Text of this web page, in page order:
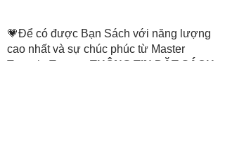
💗Để có được Bạn Sách với năng lượng
cao nhất và sự chúc phúc từ Master
Tammie Truong, THÔNG TIN ĐẶT SÁCH